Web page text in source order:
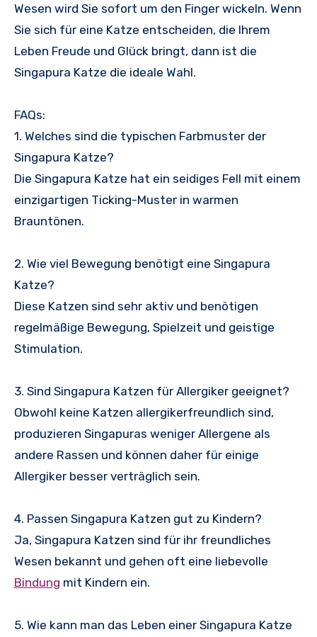
Wesen wird Sie sofort um den Finger wickeln. Wenn
Sie sich für eine Katze entscheiden, die Ihrem
Leben Freude und Glück bringt, dann ist die
Singapura Katze die ideale Wahl.
FAQs:
1. Welches sind die typischen Farbmuster der
Singapura Katze?
Die Singapura Katze hat ein seidiges Fell mit einem
einzigartigen Ticking-Muster in warmen
Brauntönen.
2. Wie viel Bewegung benötigt eine Singapura
Katze?
Diese Katzen sind sehr aktiv und benötigen
regelmäßige Bewegung, Spielzeit und geistige
Stimulation.
3. Sind Singapura Katzen für Allergiker geeignet?
Obwohl keine Katzen allergikerfreundlich sind,
produzieren Singapuras weniger Allergene als
andere Rassen und können daher für einige
Allergiker besser verträglich sein.
4. Passen Singapura Katzen gut zu Kindern?
Ja, Singapura Katzen sind für ihr freundliches
Wesen bekannt und gehen oft eine liebevolle
Bindung mit Kindern ein.
5. Wie kann man das Leben einer Singapura Katze